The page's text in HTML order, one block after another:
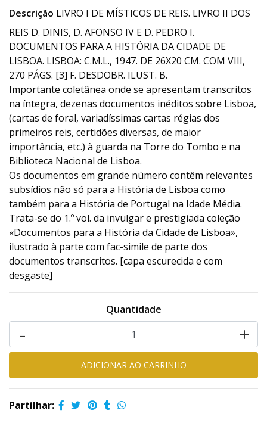
Descrição LIVRO I DE MÍSTICOS DE REIS. LIVRO II DOS
REIS D. DINIS, D. AFONSO IV E D. PEDRO I.
DOCUMENTOS PARA A HISTÓRIA DA CIDADE DE
LISBOA. LISBOA: C.M.L., 1947. DE 26X20 CM. COM VIII,
270 PÁGS. [3] F. DESDOBR. ILUST. B.
Importante coletânea onde se apresentam transcritos
na íntegra, dezenas documentos inéditos sobre Lisboa,
(cartas de foral, variadíssimas cartas régias dos
primeiros reis, certidões diversas, de maior
importância, etc.) à guarda na Torre do Tombo e na
Biblioteca Nacional de Lisboa.
Os documentos em grande número contêm relevantes
subsídios não só para a História de Lisboa como
também para a História de Portugal na Idade Média.
Trata-se do 1.º vol. da invulgar e prestigiada coleção
«Documentos para a História da Cidade de Lisboa»,
ilustrado à parte com fac-simile de parte dos
documentos transcritos. [capa escurecida e com
desgaste]
Quantidade
+
-
Partilhar: